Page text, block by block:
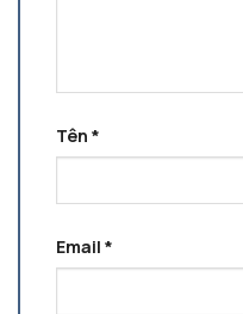
Tên *
Email *